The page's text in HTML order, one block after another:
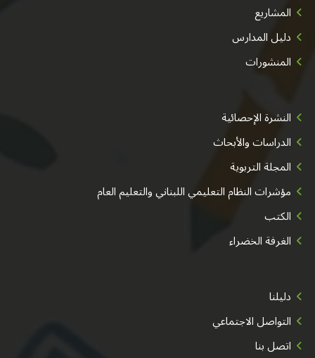
المشاريع
دليل المدارس
المنشورات
النشرة الإحصائية
الدراسات والأبحاث
المجلة التربوية
مؤشرات النظام التعليمي اللبناني والتعليم العام
الكتب
الغرفة الخضراء
دليلنا
التواصل الاجتماعي
اتصل بنا